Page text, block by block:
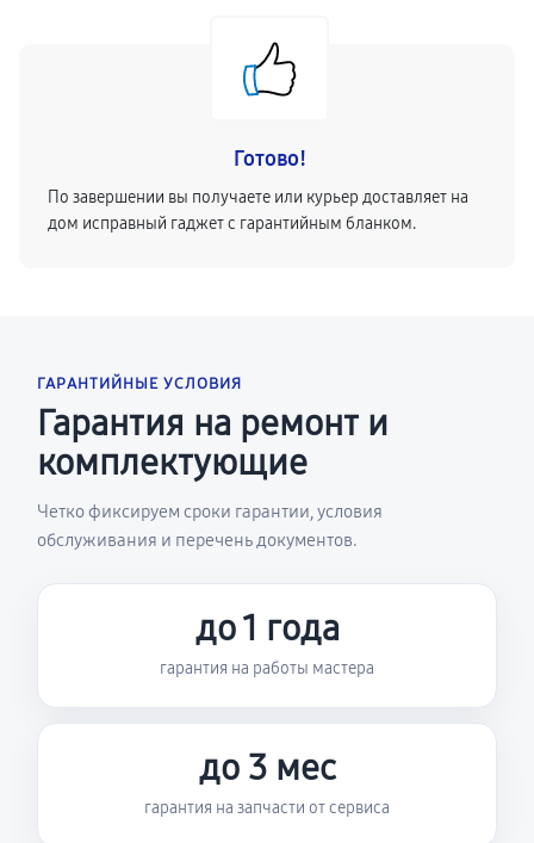
Готово!
По завершении вы получаете или курьер доставляет на
дом исправный гаджет с гарантийным бланком.
ГАРАНТИЙНЫЕ УСЛОВИЯ
Гарантия на ремонт и
комплектующие
Четко фиксируем сроки гарантии, условия
обслуживания и перечень документов.
до 1 года
гарантия на работы мастера
до 3 мес
гарантия на запчасти от сервиса